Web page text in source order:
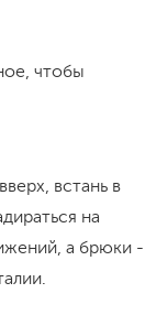
чтобы
встань в
на
а брюки -